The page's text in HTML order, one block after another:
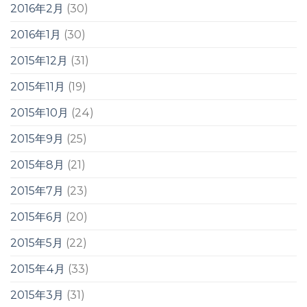
2016年2月 (30)
2016年1月 (30)
2015年12月 (31)
2015年11月 (19)
2015年10月 (24)
2015年9月 (25)
2015年8月 (21)
2015年7月 (23)
2015年6月 (20)
2015年5月 (22)
2015年4月 (33)
2015年3月 (31)